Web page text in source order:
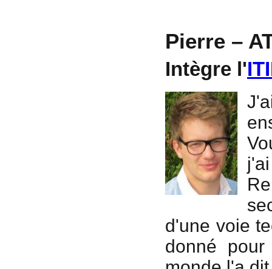
Pierre –
Intègre l'
d'une voie
donné